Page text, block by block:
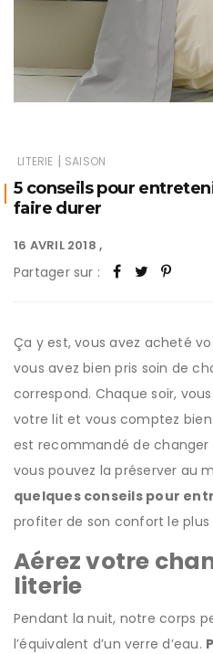
LITERIE | SAISON
5 conseils pour
faire durer
16 AVRIL 2018
Partager sur :
Ça y est, vous avez acheté
vous avez bien pris soin de
correspond. Chaque soir,
votre lit et vous comptez bien
est recommandé de changer
vous pouvez la préserver au
quelques conseils pour
profiter de son confort le plus
Aérez votre
literie
Pendant la nuit, notre corps
l’équivalent d’un verre d’eau.